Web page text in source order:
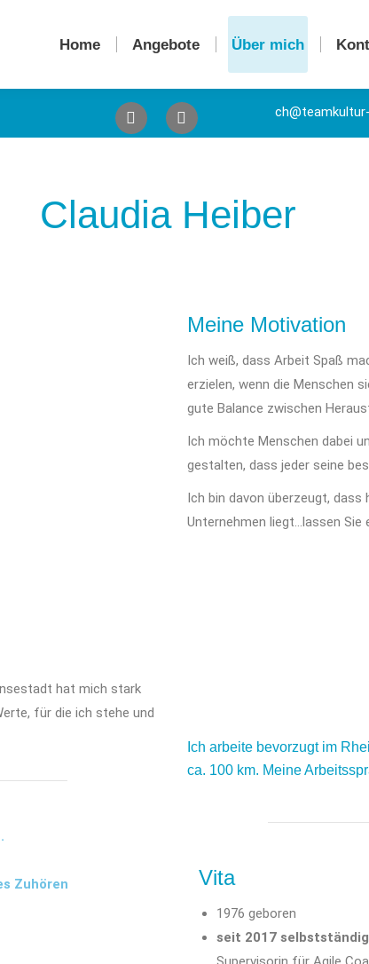
Home Angebote Über mich
Claudia Heiber
Meine Motivation
Ich weiß, dass Arbeit Spaß
erzielen, wenn die Menschen
gute Balance zwischen
Ich möchte Menschen dabei
gestalten, dass jeder seine
Ich bin davon überzeugt,
Unternehmen liegt…lassen Sie
hat mich stark
für die ich stehe und
Zuhören
Ich arbeite bevorzugt im
ca. 100 km. Meine
Vita
1976 geboren
seit 2017 selbstständig